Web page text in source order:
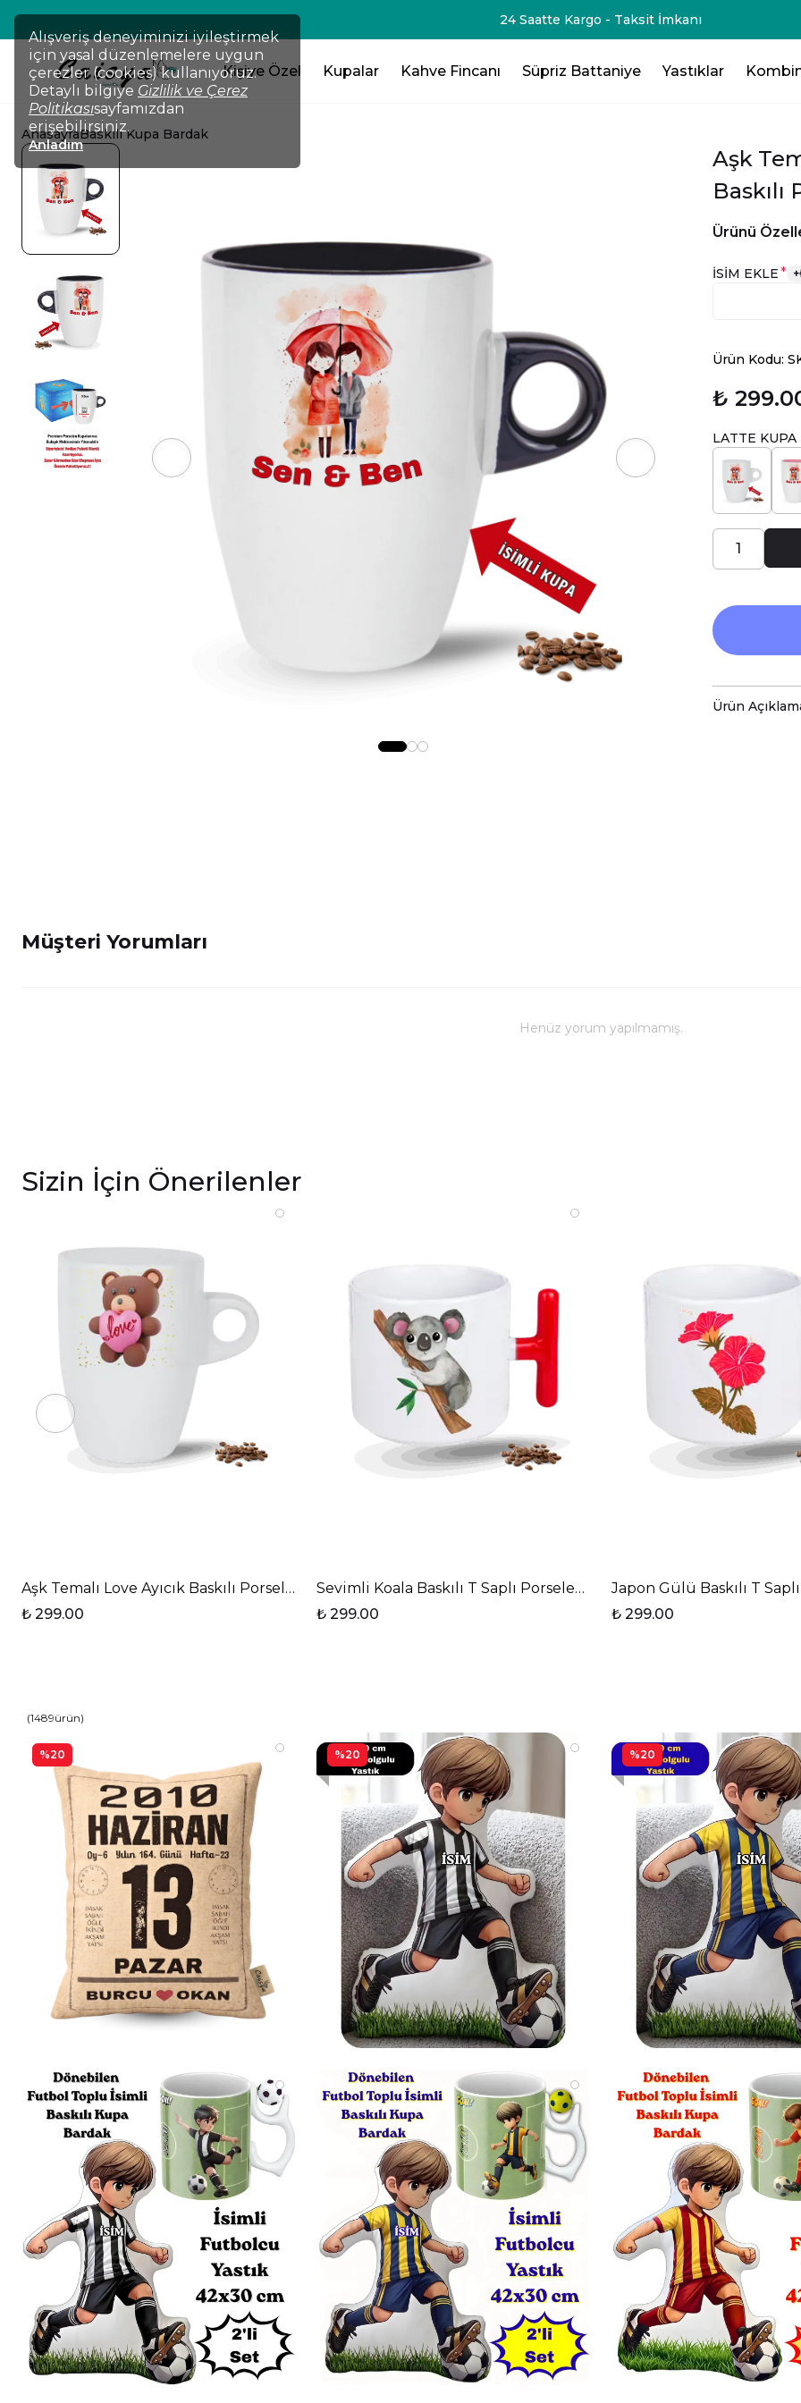
Alışveriş deneyiminizi iyileştirmek
için yasal düzenlemelere uygun
çerezler (cookies) kullanıyoruz.
Detaylı bilgiye Gizlilik ve Çerez
Politikasısayfamızdan
erişebilirsiniz.
Anladım
24 Saatte Kargo - Taksit İmkanı
Kişiye Özel Kupalar Kahve Fincanı Süpriz Battaniye Yastıklar
AnasayfaBaskılı Kupa Bardak
Aşk
Ürünü
İSİM EKLE* +
Ürün Kodu:
₺
LATTE KUPA
Ürün
Bulaşık
ve baskı
Müşteri Yorumları
Henüz yorum yapılmamış.
Sizin İçin Önerilenler
Aşk Temalı Love Ayıcık Baskılı Porselen Latte Kupa Bardak
₺ 299.00
Sevimli Koala Baskılı T Saplı Porselen Kupa Bardak
₺ 299.00
Japon Gülü Baskılı T
₺ 299.00
(1489ürün)
%20 %20 %20